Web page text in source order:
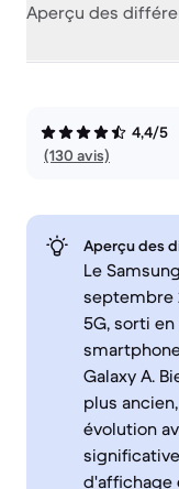
Aperçu des
4,4/5
(130 avis)
Aperçu des
Le
septembre
5G, sorti
Galaxy A.
plus
évolution
d'affichage